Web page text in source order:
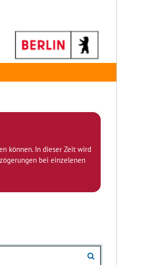
können. In dieser Zeit wird
bei einzelenen